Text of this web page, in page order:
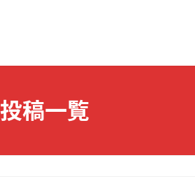
投稿一覧